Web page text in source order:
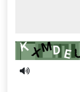
Captcha